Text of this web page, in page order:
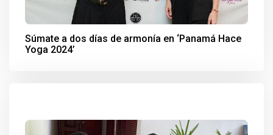
Súmate a dos días de armonía en ‘Panamá Hace
Yoga 2024’